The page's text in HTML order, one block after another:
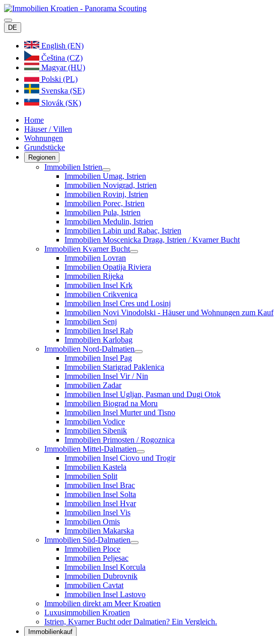
DE
English (EN)
Čeština (CZ)
Magyar (HU)
Polski (PL)
Svenska (SE)
Slovák (SK)
Home
Häuser / Villen
Wohnungen
Grundstücke
Regionen
Immobilien Istrien
Immobilien Umag, Istrien
Immobilien Novigrad, Istrien
Immobilien Rovinj, Istrien
Immobilien Porec, Istrien
Immobilien Pula, Istrien
Immobilien Medulin, Istrien
Immobilien Labin und Rabac, Istrien
Immobilien Moscenicka Draga, Istrien / Kvarner Bucht
Immobilien Kvarner Bucht
Immobilien Lovran
Immobilien Opatija Riviera
Immobilien Rijeka
Immobilien Insel Krk
Immobilien Crikvenica
Immobilien Insel Cres und Losinj
Immobilien Novi Vinodolski - Häuser und Wohnungen zum Kauf
Immobilien Senj
Immobilien Insel Rab
Immobilien Karlobag
Immobilien Nord-Dalmatien
Immobilien Insel Pag
Immobilien Starigrad Paklenica
Immobilien Insel Vir / Nin
Immobilien Zadar
Immobilien Insel Ugljan, Pasman und Dugi Otok
Immobilien Biograd na Moru
Immobilien Insel Murter und Tisno
Immobilien Vodice
Immobilien Sibenik
Immobilien Primosten / Rogoznica
Immobilien Mittel-Dalmatien
Immobilien Insel Ciovo und Trogir
Immobilien Kastela
Immobilien Split
Immobilien Insel Brac
Immobilien Insel Solta
Immobilien Insel Hvar
Immobilien Insel Vis
Immobilien Omis
Immobilien Makarska
Immobilien Süd-Dalmatien
Immobilien Ploce
Immobilien Peljesac
Immobilien Insel Korcula
Immobilien Dubrovnik
Immobilien Cavtat
Immobilien Insel Lastovo
Immobilien direkt am Meer Kroatien
Luxusimmobilien Kroatien
Istrien, Kvarner Bucht oder Dalmatien? Ein Vergleich.
Immobilienkauf